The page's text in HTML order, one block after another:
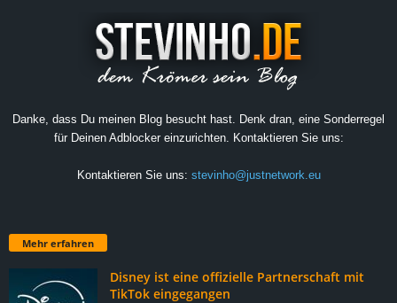
Danke, dass Du meinen Blog besucht hast. Denk dran, eine Sonderregel
für Deinen Adblocker einzurichten. Kontaktieren Sie uns:
Kontaktieren Sie uns: stevinho@justnetwork.eu
Mehr erfahren
Disney ist eine offizielle Partnerschaft mit
TikTok eingegangen